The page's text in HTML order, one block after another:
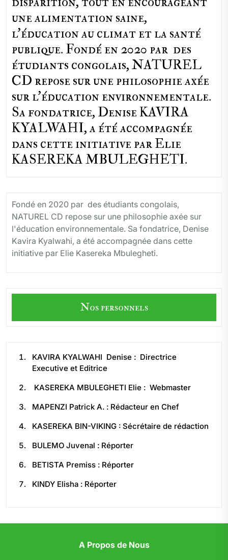
une alimentation saine,
l'éducation au climat et la santé
publique. Fondé en 2020 par des
étudiants congolais, NATUREL
CD repose sur une philosophie axée
sur l'éducation environnementale.
Sa fondatrice, Denise KAVIRA
KYALWAHI, a été accompagnée
dans cette initiative par Elie
KASEREKA MBULEGHETI.
Fondé en 2020 par des étudiants congolais,
NATUREL CD repose sur une philosophie axée sur
l'éducation environnementale. Sa fondatrice, Denise
Kavira Kyalwahi, a été accompagnée dans cette
initiative par Elie Kasereka Mbulegheti.
Nos personnels
KAVIRA KYALWAHI Denise : Directrice
Executive et Editrice
KASEREKA MBULEGHETI Elie : Webmaster
MAPENZI Patrick A. : Rédacteur en Chef
KASEREKA BIN-VIKING : Sécrétaire de rédaction
BULEMO Juvenal : Réporter
BETISTA Premiss : Réporter
KINDY Elisha : Réporter
A Propos de Nous